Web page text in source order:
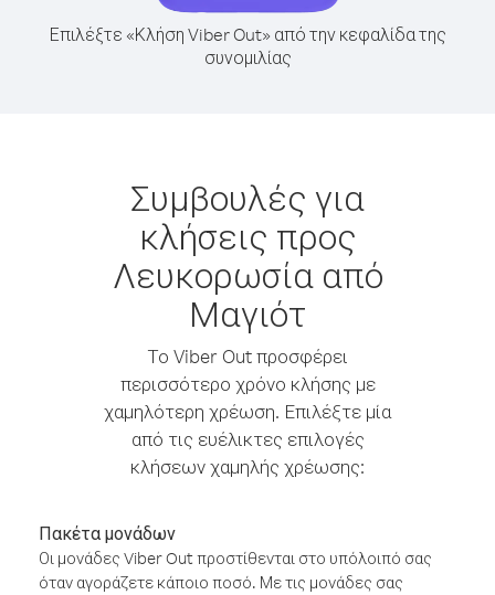
Επιλέξτε «Κλήση Viber Out» από την κεφαλίδα της
συνομιλίας
Συμβουλές για
κλήσεις προς
Λευκορωσία από
Μαγιότ
Το Viber Out προσφέρει
περισσότερο χρόνο κλήσης με
χαμηλότερη χρέωση. Επιλέξτε μία
από τις ευέλικτες επιλογές
κλήσεων χαμηλής χρέωσης:
Πακέτα μονάδων
Οι μονάδες Viber Out προστίθενται στο υπόλοιπό σας
όταν αγοράζετε κάποιο ποσό. Με τις μονάδες σας